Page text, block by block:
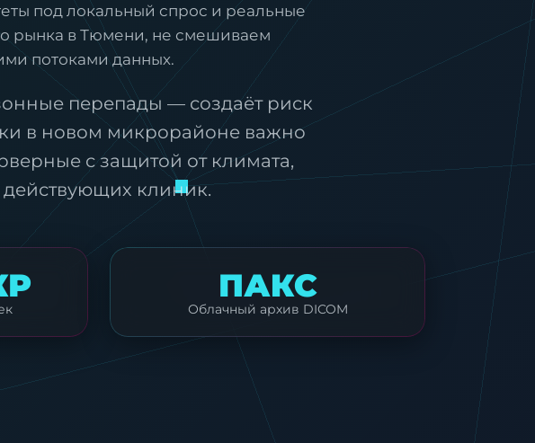
под локальный спрос и реальные
рынка в Тюмени, не смешиваем
потоками данных.
перепады — создаёт риск
в новом микрорайоне важно
с защитой от климата,
клиник.
ПАКС
Облачный архив DICOM